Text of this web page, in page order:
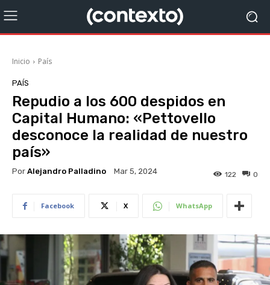
Inicio País
PAÍS
Repudio a los 600 despidos en
Capital Humano: «Pettovello
desconoce la realidad de nuestro
país»
Por Alejandro Palladino Mar 5, 2024 0
122
Facebook X WhatsApp